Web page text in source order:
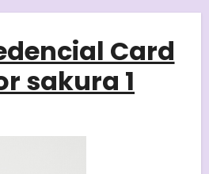
Card
sakura 1